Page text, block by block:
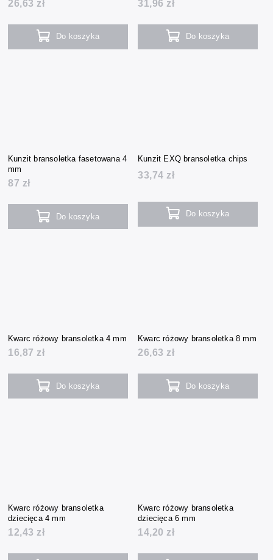
26,63 zł
Do koszyka
31,96 zł
Do koszyka
Kunzit bransoletka fasetowana 4
mm
87 zł
Do koszyka
Kunzit EXQ bransoletka chips
33,74 zł
Do koszyka
Kwarc różowy bransoletka 4 mm
16,87 zł
Do koszyka
Kwarc różowy bransoletka 8 mm
26,63 zł
Do koszyka
Kwarc różowy bransoletka
dziecięca 4 mm
12,43 zł
Kwarc różowy bransoletka
dziecięca 6 mm
14,20 zł